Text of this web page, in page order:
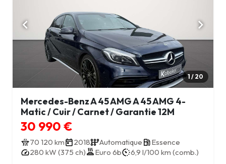
1 / 20
Mercedes-Benz A 45 AMG A 45 AMG 4-
Matic / Cuir / Carnet / Garantie 12M
30 990 €
70 120 km 2018 Automatique
Essence
280 kW (375 ch)
Euro 6b 6,9 l/100 km (comb.)